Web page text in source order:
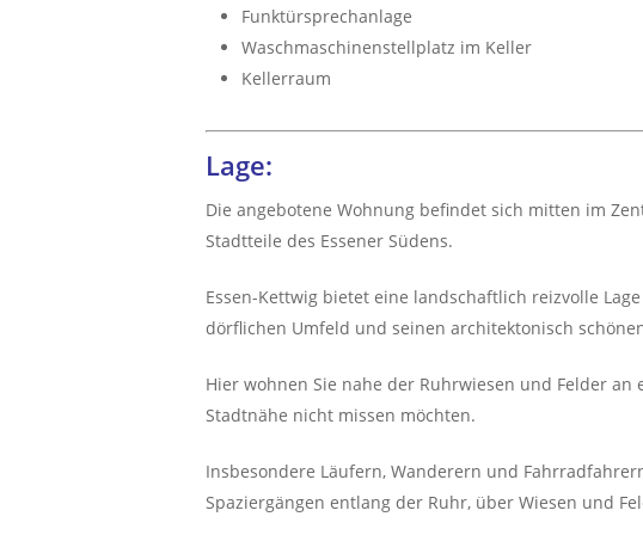
Funktürsprechanlage
Waschmaschinenstellplatz im Keller
Kellerraum
Lage:
Die angebotene Wohnung befindet sich mitten im
Stadtteile des Essener Südens.
Essen-Kettwig bietet eine landschaftlich reizvolle
dörflichen Umfeld und seinen architektonisch
Hier wohnen Sie nahe der Ruhrwiesen und Felder
Stadtnähe nicht missen möchten.
Insbesondere Läufern, Wanderern und
Spaziergängen entlang der Ruhr, über Wiesen und